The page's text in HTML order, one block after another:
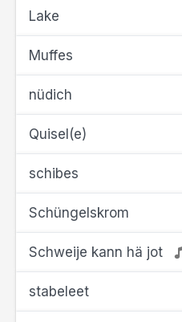
Lake
Muffes
nüdich
Quisel(e)
schibes
Schüngelskrom
Schweije kann hä jot
stabeleet